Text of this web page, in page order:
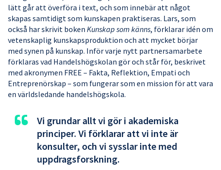
lätt går att överföra i text, och som innebär att något
skapas samtidigt som kunskapen praktiseras. Lars, som
också har skrivit boken Kunskap som känns, förklarar idén om
vetenskaplig kunskapsproduktion och att mycket börjar
med synen på kunskap. Inför varje nytt partnersamarbete
förklaras vad Handelshögskolan gör och står för, beskrivet
med akronymen FREE – Fakta, Reflektion, Empati och
Entreprenörskap – som fungerar som en mission för att vara
en världsledande handelshögskola.
“
Vi grundar allt vi gör i akademiska
principer. Vi förklarar att vi inte är
konsulter, och vi sysslar inte med
uppdragsforskning.